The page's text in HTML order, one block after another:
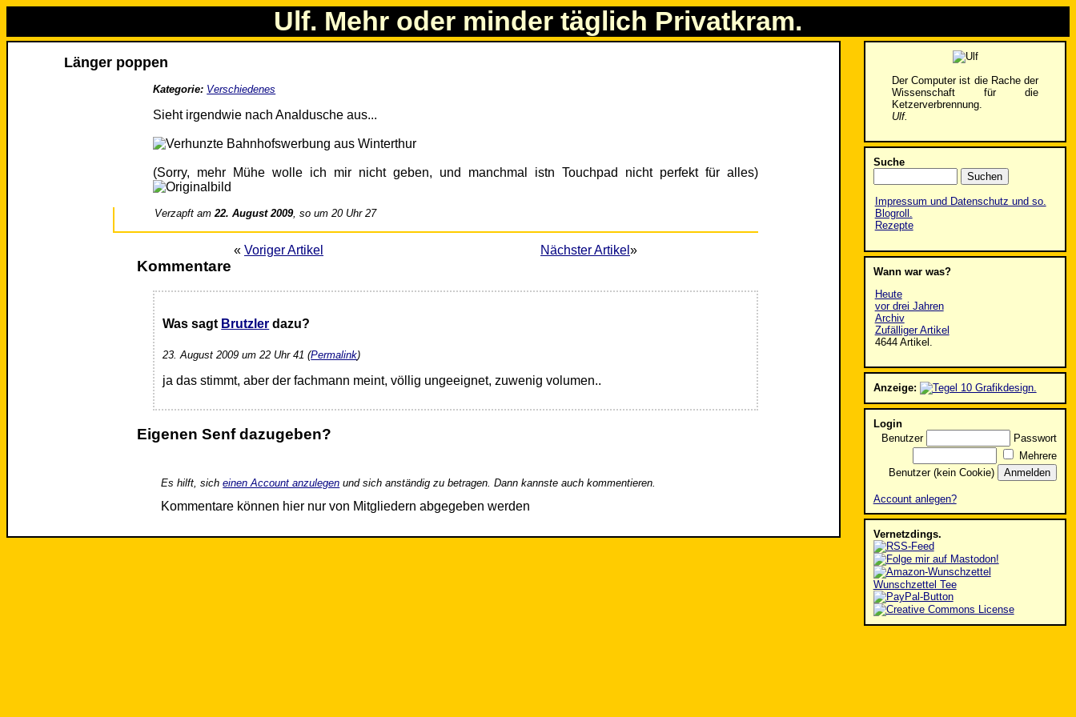
Ulf. Mehr oder minder täglich Privatkram.
Länger poppen
Kategorie: Verschiedenes
Sieht irgendwie nach Analdusche aus...
(Sorry, mehr Mühe wolle ich mir nicht geben, und manchmal istn Touchpad nicht perfekt für alles)
Verzapft am22. August 2009, so um 20 Uhr 27
« Voriger Artikel Nächster Artikel »
Kommentare
Was sagt Brutzler dazu?
23. August 2009 um 22 Uhr 41 (Permalink)
ja das stimmt, aber der fachmann meint, völlig ungeeignet, zuwenig volumen..
Eigenen Senf dazugeben?
Es hilft, sicheinen Account anzulegen und sich anständig zu betragen. Dann kannste auch kommentieren.
Kommentare können hier nur von Mitgliedern abgegeben werden
Der Computer ist die Rache der
Wissenschaft für die
Ketzerverbrennung.
Ulf.
Suche
Impressum und Datenschutz und so.
Blogroll.
Rezepte
Wann war was?
Heute
vor drei Jahren
Archiv
Zufälliger Artikel
4644 Artikel.
Anzeige:
Login
Benutzer
Passwort
Mehrere
Benutzer (kein Cookie)
Account anlegen?
Vernetzdings.
Wunschzettel Tee